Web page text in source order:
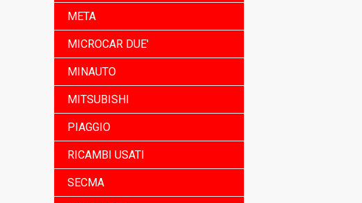
META
MICROCAR DUE'
MINAUTO
MITSUBISHI
PIAGGIO
RICAMBI USATI
SECMA